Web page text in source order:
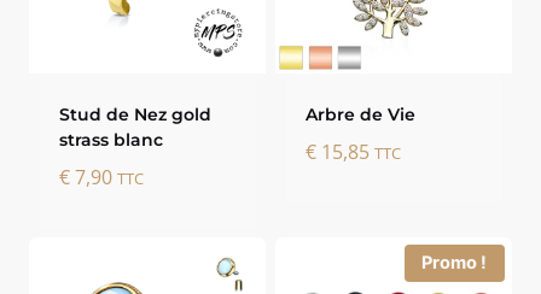
Stud de Nez gold
strass blanc
€7,90 TTC
Arbre de Vie
€15,85 TTC
Promo !